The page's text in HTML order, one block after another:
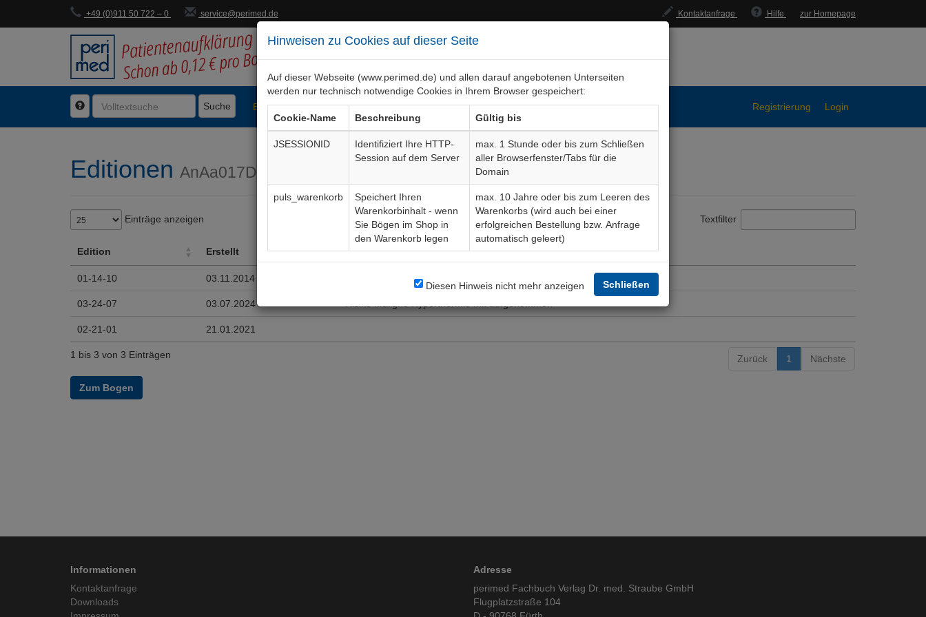
+49 (0)911 50 722 – 0 service@perimed.de Kontaktanfrage Hilfe zur Homepage
Suche BogenFachgebiete Bogen-Gesamtübersicht Registrierung Login
Hinweisen zu Cookies auf dieser Seite
Auf dieser Webseite (www.perimed.de) und allen darauf angebotenen Unterseiten
werden nur technisch notwendige Cookies in Ihrem Browser gespeichert:
Cookie-Name Beschreibung
Gültig bis
JSESSIONID
Identifiziert Ihre HTTP-
Session auf dem Server
max. 1 Stunde oder bis zum Schließen
aller Browserfenster/Tabs für die
Domain
puls_warenkorb
Speichert Ihren
Warenkorbinhalt - wenn
Sie Bögen im Shop in
den Warenkorb legen
max. 10 Jahre oder bis zum Leeren des
Warenkorbs (wird auch bei einer
erfolgreichen Bestellung bzw. Anfrage
automatisch geleert)
Diesen Hinweis nicht mehr anzeigen Schließen
Editionen AnAa017De
Einträge anzeigen Textfilter
Edition Erstellt
Änderungstext (kurz)
Edition
Erstellt
01-14-10
03.11.2014
03-24-07
03.07.2024
Risiko Maligne Hyperthermie mit aufgenommen
02-21-01
21.01.2021
1 bis 3 von 3 Einträgen
Zurück 1 Nächste
Zum Bogen
Informationen
Kontaktanfrage
Downloads
Adresse
perimed Fachbuch Verlag Dr. med. Straube GmbH
Flugplatzstraße 104